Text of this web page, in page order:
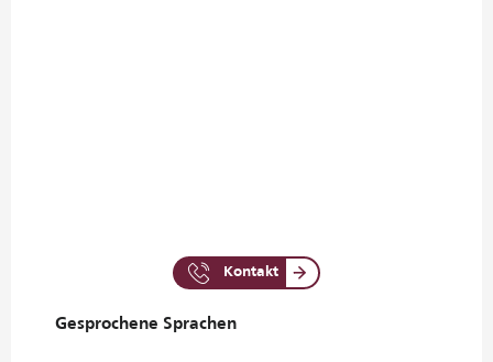
Kontakt
Gesprochene Sprachen
Gesprochene Sprachen